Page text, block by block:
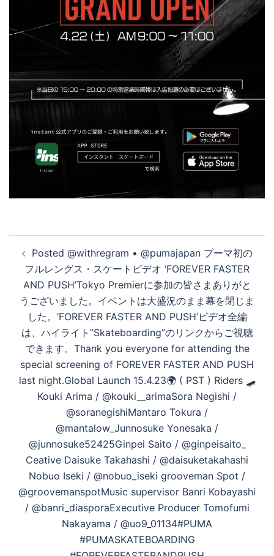
稿
ビ
ー
ョ
ン
Posted @withregram • @pumajapan プーマ初の
フルレングス・スケートビデオ ‘FOREVER FASTER
AND PUSH’Tokyo Premierに参加の皆さまありがと
うございました。イベントは大盛況のまま幕を閉じま
した。‘FOREVER FASTER AND PUSH’ビデオ全編
は、ハイライト”Skateboarding”のリンクからご視聴
できます。Thank you everyone for attending the
special screening of FOREVER FASTER AND PUSH
last night.Global Launch 15.4.23🌍 ( PST ) Riders 🛹
Kouki Arima / @kouki__arimaSora Negishi /
@soranegishiMantaro Tokura /
@mantalow_Junnosuke Yonesaka /
@junnosuke52425Ginpei Saito / @ginpeisaito_
Ceative Daisuke Takahashi / @daisuketakahashi
Nobuo Iseki / @nobuo_iseki grooveman Spot /
@groovemanspotMusic supervisor Banri Kobayashi
/ @banri_diasporaExecutive Producer Tomofumi
Nakayama / @uo9_01134#PUMA
#PUMASKATEBOARDING